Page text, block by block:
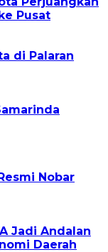
Pusat
di Palaran
Nobar
Jadi Andalan
Daerah